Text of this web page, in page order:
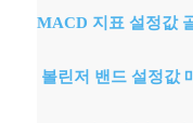
MACD 지표 설정값
볼린저 밴드 설정값